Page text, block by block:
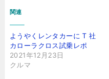
関連
ようやくレンタカーに T 社
カローラクロス試乗レポ
2021年12月23日
クルマ